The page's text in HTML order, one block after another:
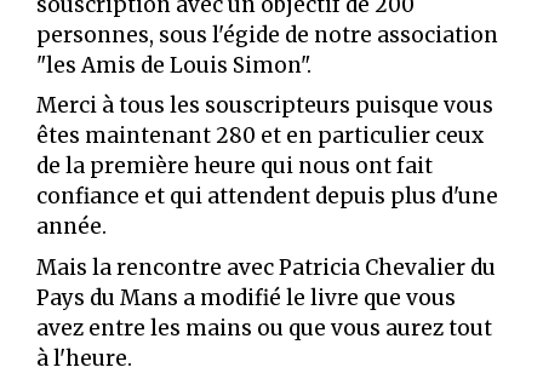
personnes, sous l'égide de notre association
"les Amis de Louis Simon".
Merci à tous les souscripteurs puisque vous
êtes maintenant 280 et en particulier ceux
de la première heure qui nous ont fait
confiance et qui attendent depuis plus d'une
année.
Mais la rencontre avec Patricia Chevalier du
Pays du Mans a modifié le livre que vous
avez entre les mains ou que vous aurez tout
à l'heure.